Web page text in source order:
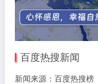
百度热搜新闻
新闻来源：百度热搜榜